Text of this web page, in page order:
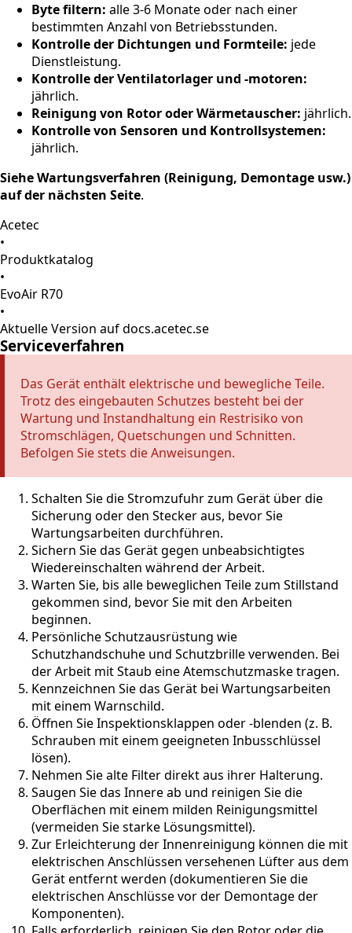
Byte filtern: alle 3-6 Monate oder nach einer
bestimmten Anzahl von Betriebsstunden.
Kontrolle der Dichtungen und Formteile: jede
Dienstleistung.
Kontrolle der Ventilatorlager und -motoren:
jährlich.
Reinigung von Rotor oder Wärmetauscher: jährlich.
Kontrolle von Sensoren und Kontrollsystemen:
jährlich.
Siehe Wartungsverfahren (Reinigung, Demontage usw.)
auf der nächsten Seite.
Acetec
•
Produktkatalog
•
EvoAir R70
•
Aktuelle Version auf docs.acetec.se
Serviceverfahren
Das Gerät enthält elektrische und bewegliche Teile.
Trotz des eingebauten Schutzes besteht bei der
Wartung und Instandhaltung ein Restrisiko von
Stromschlägen, Quetschungen und Schnitten.
Befolgen Sie stets die Anweisungen.
Schalten Sie die Stromzufuhr zum Gerät über die
Sicherung oder den Stecker aus, bevor Sie
Wartungsarbeiten durchführen.
Sichern Sie das Gerät gegen unbeabsichtigtes
Wiedereinschalten während der Arbeit.
Warten Sie, bis alle beweglichen Teile zum Stillstand
gekommen sind, bevor Sie mit den Arbeiten
beginnen.
Persönliche Schutzausrüstung wie
Schutzhandschuhe und Schutzbrille verwenden. Bei
der Arbeit mit Staub eine Atemschutzmaske tragen.
Kennzeichnen Sie das Gerät bei Wartungsarbeiten
mit einem Warnschild.
Öffnen Sie Inspektionsklappen oder -blenden (z. B.
Schrauben mit einem geeigneten Inbusschlüssel
lösen).
Nehmen Sie alte Filter direkt aus ihrer Halterung.
Saugen Sie das Innere ab und reinigen Sie die
Oberflächen mit einem milden Reinigungsmittel
(vermeiden Sie starke Lösungsmittel).
Zur Erleichterung der Innenreinigung können die mit
elektrischen Anschlüssen versehenen Lüfter aus dem
Gerät entfernt werden (dokumentieren Sie die
elektrischen Anschlüsse vor der Demontage der
Komponenten).